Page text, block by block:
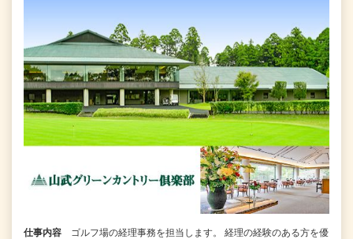
仕事内容
ゴルフ場の経理事務を担当します。 経理の経験のある方を優